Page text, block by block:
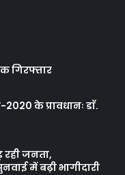
गिरफ्तार
के प्रावधानः डाॅ.
जनता,
में बढ़ी भागीदारी